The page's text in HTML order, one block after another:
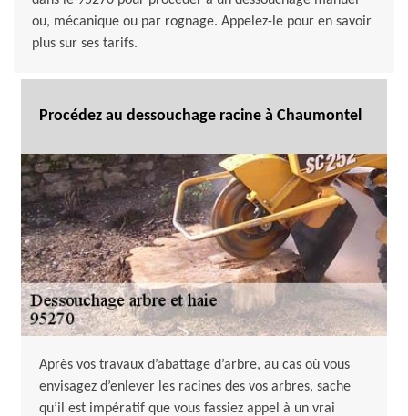
ou, mécanique ou par rognage. Appelez-le pour en savoir
plus sur ses tarifs.
Procédez au dessouchage racine à Chaumontel
Après vos travaux d’abattage d’arbre, au cas où vous
envisagez d’enlever les racines des vos arbres, sache
qu’il est impératif que vous fassiez appel à un vrai